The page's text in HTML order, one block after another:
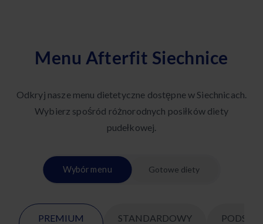
Menu Afterfit Siechnice
Odkryj nasze menu dietetyczne dostępne w Siechnicach.
Wybierz spośród różnorodnych posiłków diety
pudełkowej.
Wybór menu Gotowe diety
PREMIUM STANDARDOWY